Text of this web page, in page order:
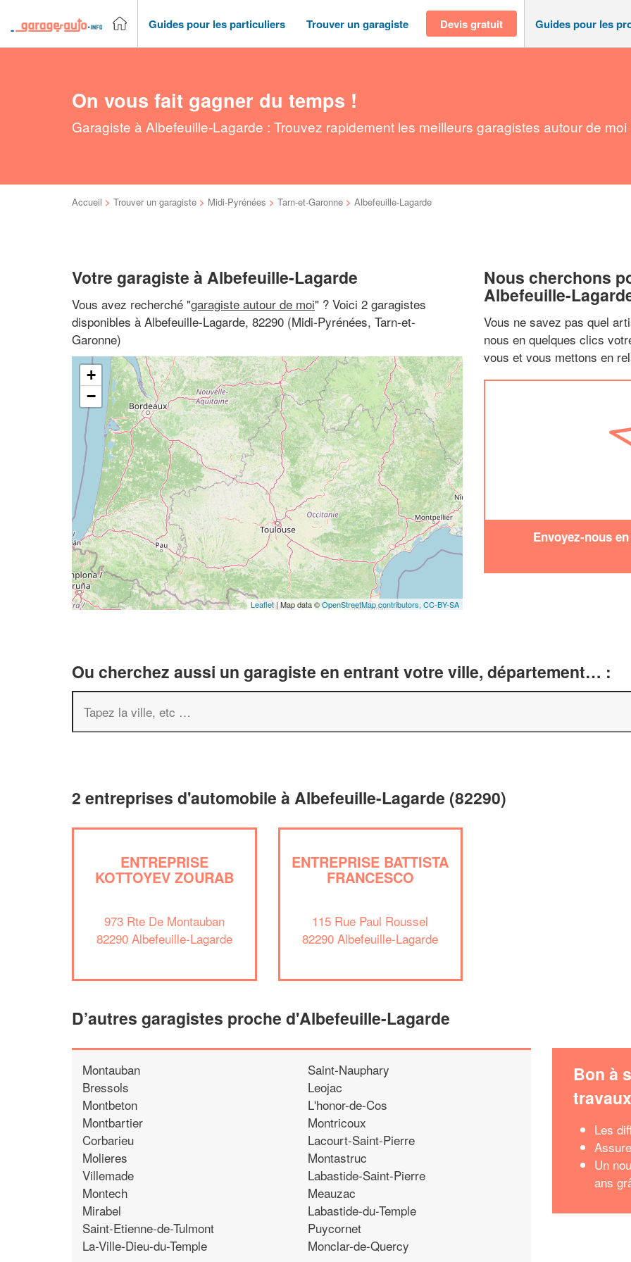
Guides pour les particuliers Trouver un garagiste Devis gratuit Guides pour les
On vous fait gagner du temps !
Garagiste à Albefeuille-Lagarde : Trouvez rapidement les meilleurs garagistes autour de moi
Accueil > Trouver un garagiste > Midi-Pyrénées > Tarn-et-Garonne > Albefeuille-Lagarde
Votre garagiste à Albefeuille-Lagarde
Vous avez recherché "garagiste autour de moi" ? Voici 2 garagistes
disponibles à Albefeuille-Lagarde, 82290 (Midi-Pyrénées, Tarn-et-
Garonne)
+
−
Leaflet | Map data ©OpenStreetMap contributors, CC-BY-SA
Nous cherchons
Albefeuille-
Vous ne savez pas quel
nous en quelques clics
vous et vous mettons en
Envoyez-nous
Ou cherchez aussi un garagiste en entrant votre ville, département… :
2 entreprises d'automobile à Albefeuille-Lagarde (82290)
ENTREPRISE
KOTTOYEV ZOURAB
973 Rte De Montauban
82290 Albefeuille-Lagarde
ENTREPRISE BATTISTA
FRANCESCO
115 Rue Paul Roussel
82290 Albefeuille-Lagarde
D’autres garagistes proche d'Albefeuille-Lagarde
Montauban
Bressols
Montbeton
Montbartier
Corbarieu
Molieres
Villemade
Montech
Mirabel
Saint-Etienne-de-Tulmont
La-Ville-Dieu-du-Temple
Saint-Nauphary
Leojac
L'honor-de-Cos
Montricoux
Lacourt-Saint-Pierre
Montastruc
Labastide-Saint-Pierre
Meauzac
Labastide-du-Temple
Puycornet
Monclar-de-Quercy
Bon à
travaux
Les
Un
ans